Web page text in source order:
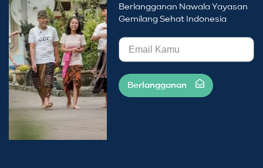
Berlangganan Nawala Yayasan
Gemilang Sehat Indonesia
Berlangganan